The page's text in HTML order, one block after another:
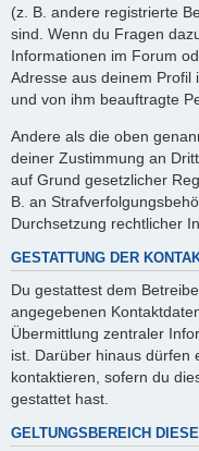
(z. B. andere registrierte
sind. Wenn du Fragen
Informationen im Forum
Adresse aus deinem
und von ihm beauftragte
Andere als die oben
deiner Zustimmung an
auf Grund gesetzlicher
B. an
Durchsetzung rechtlicher
GESTATTUNG DER
Du gestattest dem
angegebenen
Übermittlung zentraler
ist. Darüber hinaus dürfen
kontaktieren, sofern du
gestattet hast.
GELTUNGSBEREICH